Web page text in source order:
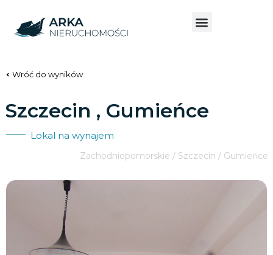
Wróć do wyników
Szczecin , Gumieńce
Lokal na wynajem
Zachodniopomorskie / Szczecin / Gumieńce